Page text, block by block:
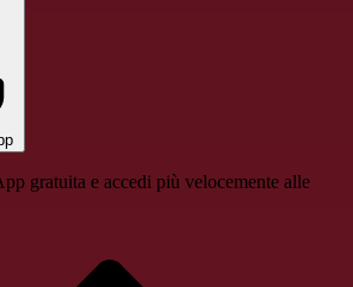
gratuita e accedi più velocemente alle